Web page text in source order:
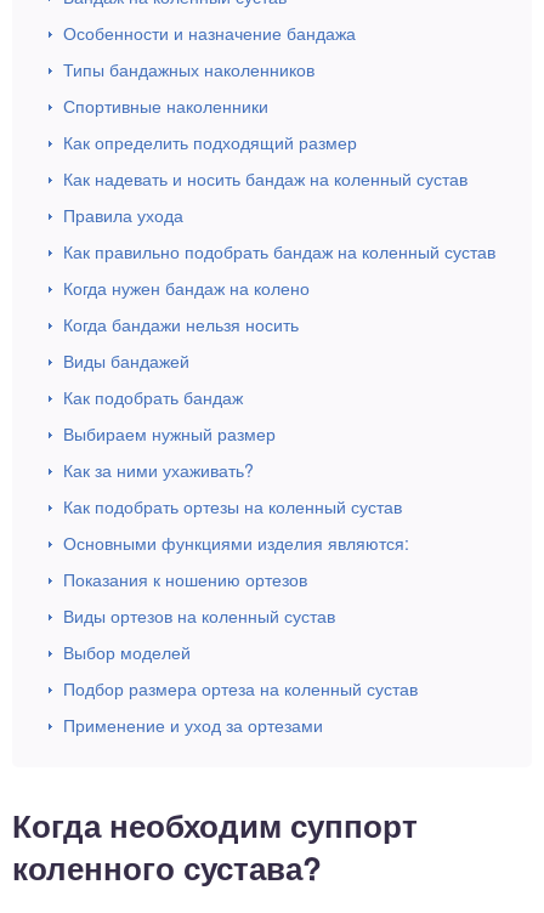
Особенности и назначение бандажа
Типы бандажных наколенников
Спортивные наколенники
Как определить подходящий размер
Как надевать и носить бандаж на коленный сустав
Правила ухода
Как правильно подобрать бандаж на коленный сустав
Когда нужен бандаж на колено
Когда бандажи нельзя носить
Виды бандажей
Как подобрать бандаж
Выбираем нужный размер
Как за ними ухаживать?
Как подобрать ортезы на коленный сустав
Основными функциями изделия являются:
Показания к ношению ортезов
Виды ортезов на коленный сустав
Выбор моделей
Подбор размера ортеза на коленный сустав
Применение и уход за ортезами
Когда необходим суппорт
коленного сустава?